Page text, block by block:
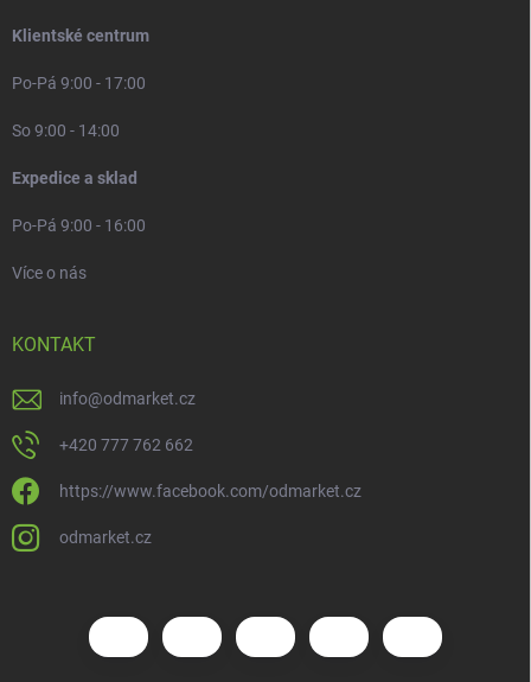
Klientské centrum
Po-Pá 9:00 - 17:00
So 9:00 - 14:00
Expedice a sklad
Po-Pá 9:00 - 16:00
Více o nás
KONTAKT
info@odmarket.cz
+420 777 762 662
https://www.facebook.com/odmarket.cz
odmarket.cz